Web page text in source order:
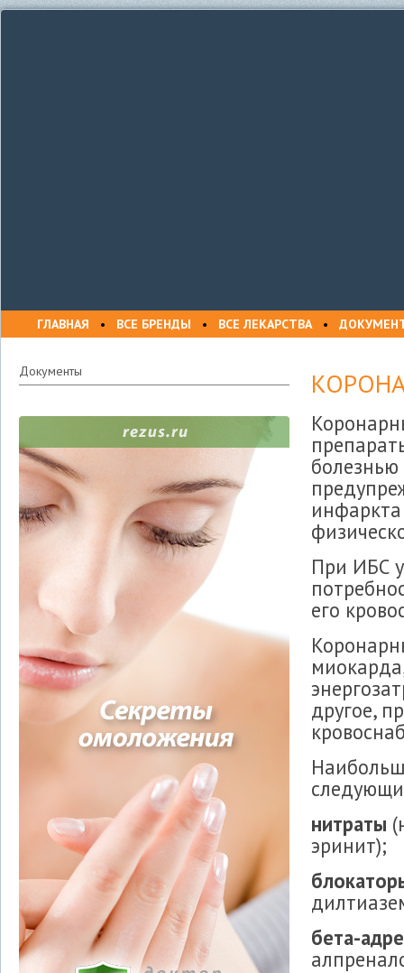
ГЛАВНАЯ • ВСЕ БРЕНДЫ • ВСЕ ЛЕКАРСТВА•
Документы
При ИБС
его
другое,
нитраты
эринит);
бета-